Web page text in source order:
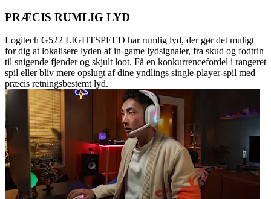
PRÆCIS RUMLIG LYD
Logitech G522 LIGHTSPEED har rumlig lyd, der gør det muligt
for dig at lokalisere lyden af in-game lydsignaler, fra skud og fodtrin
til snigende fjender og skjult loot. Få en konkurrencefordel i rangeret
spil eller bliv mere opslugt af dine yndlings single-player-spil med
præcis retningsbestemt lyd.